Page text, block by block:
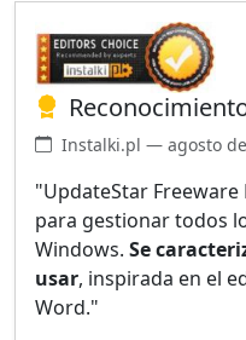
Instalki.pl — agosto
"UpdateStar
para gestionar todos
Windows. Se
usar, inspirada en el
Word."